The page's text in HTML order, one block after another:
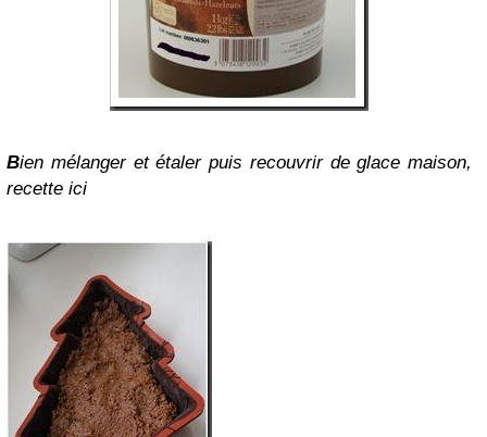
Bien mélanger et étaler puis recouvrir de glace maison,
recette ici